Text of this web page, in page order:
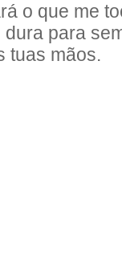
o que me
para
tuas mãos.